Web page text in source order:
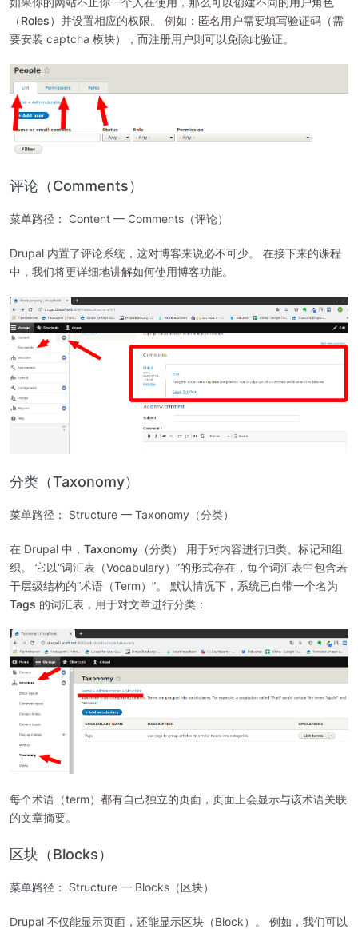
（Roles） 并设置相应的权限。 例如：匿名用户需要填写验证码（需
要安装 captcha 模块），而注册用户则可以免除此验证。
评论（Comments）
菜单路径： Content — Comments（评论）
Drupal 内置了评论系统，这对博客来说必不可少。 在接下来的课程
中，我们将更详细地讲解如何使用博客功能。
分类（Taxonomy）
菜单路径： Structure — Taxonomy（分类）
在 Drupal 中， Taxonomy（分类）
用于对内容进行归类、标记和组
织。 它以“词汇表（Vocabulary）”的形式存在，每个词汇表中包含若
干层级结构的“术语（Term）”。 默认情况下，系统已自带一个名为
Tags 的词汇表，用于对文章进行分类：
每个术语（term）都有自己独立的页面，页面上会显示与该术语关联
的文章摘要。
区块（Blocks）
菜单路径： Structure — Blocks（区块）
Drupal 不仅能显示页面，还能显示区块（Block）。 例如，我们可以